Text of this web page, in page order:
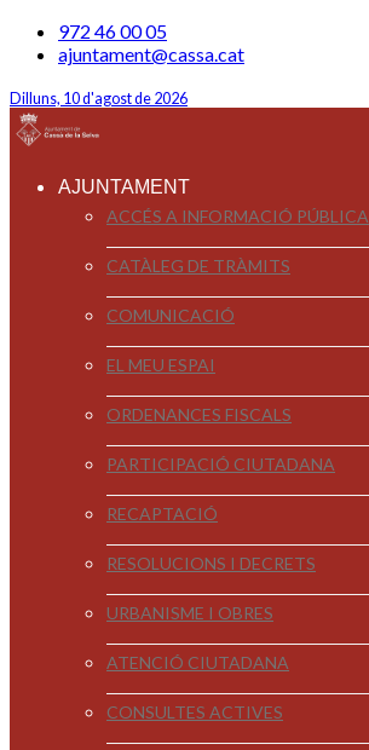
972 46 00 05
ajuntament@cassa.cat
Dilluns, 10 d'agost de 2026
AJUNTAMENT
ACCÉS A INFORMACIÓ PÚBLICA
CATÀLEG DE TRÀMITS
COMUNICACIÓ
EL MEU ESPAI
ORDENANCES FISCALS
PARTICIPACIÓ CIUTADANA
RECAPTACIÓ
RESOLUCIONS I DECRETS
URBANISME I OBRES
ATENCIÓ CIUTADANA
CONSULTES ACTIVES